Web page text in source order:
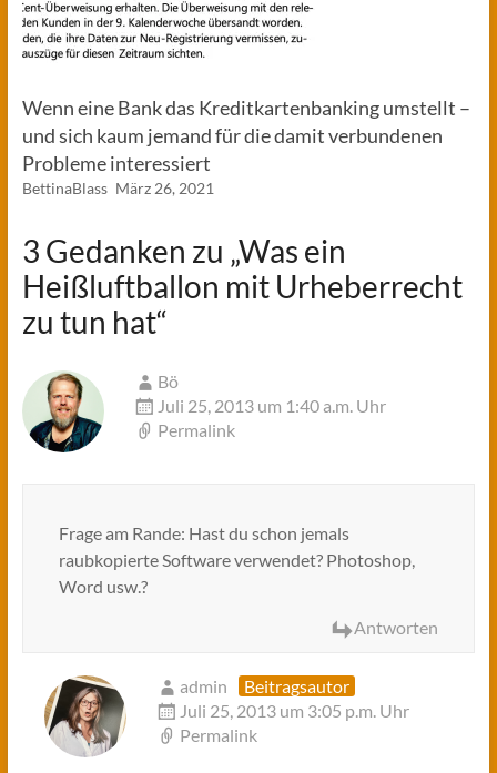
Wenn eine Bank das Kreditkartenbanking umstellt –
und sich kaum jemand für die damit verbundenen
Probleme interessiert
BettinaBlass März 26, 2021
3 Gedanken zu „Was ein
Heißluftballon mit Urheberrecht
zu tun hat“
Bö
Juli 25, 2013 um 1:40 a.m. Uhr
Permalink
Frage am Rande: Hast du schon jemals
raubkopierte Software verwendet? Photoshop,
Word usw.?
Antworten
admin
Beitragsautor
Juli 25, 2013 um 3:05 p.m. Uhr
Permalink